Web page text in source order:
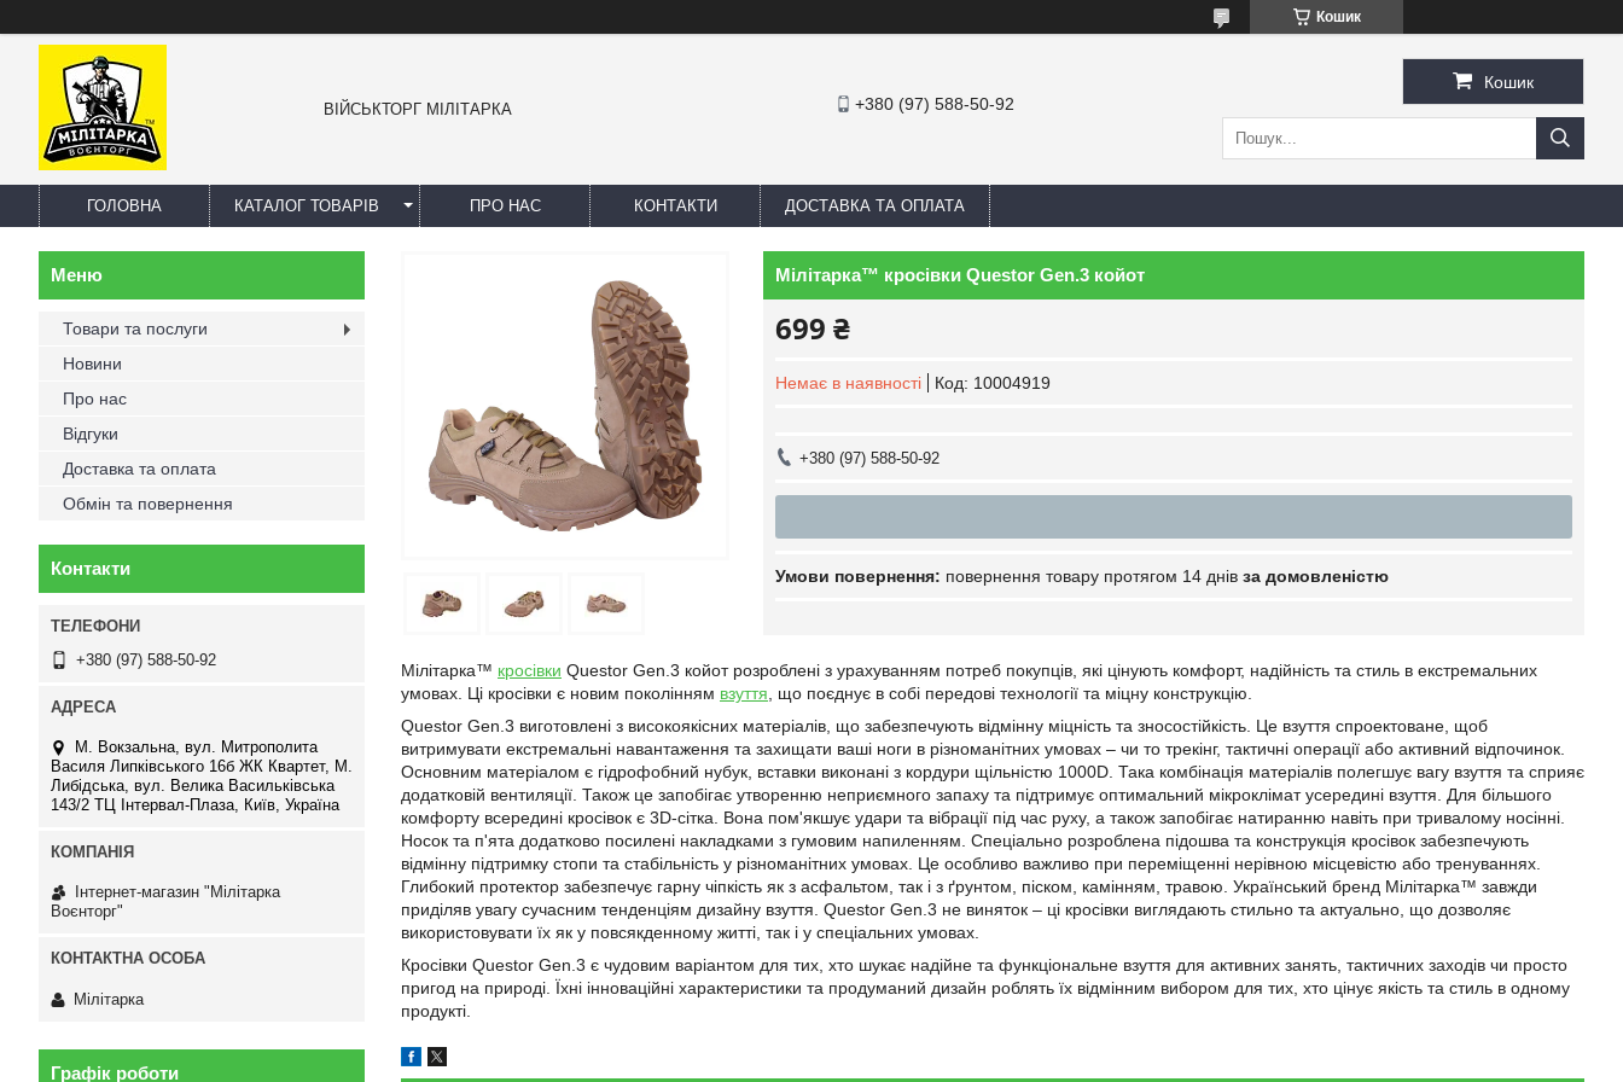
Кошик
ВІЙСЬКТОРГ МІЛІТАРКА +380 (97) 588-50-92
Кошик
ГОЛОВНА КАТАЛОГ ТОВАРІВ ПРО НАС КОНТАКТИ ДОСТАВКА ТА ОПЛАТА
Мілітарка™ кросівки Questor Gen.3 койот
699 ₴
Немає в наявності Код: 10004919
+380 (97) 588-50-92
повернення товару протягом 14 днів за домовленістю
Мілітарка™ кросівки Questor Gen.3 койот розроблені з урахуванням потреб покупців, які цінують комфорт, надійність та стиль в екстремальних
умовах. Ці кросівки є новим поколінням взуття , що поєднує в собі передові технології та міцну конструкцію.
Questor Gen.3 виготовлені з високоякісних матеріалів, що забезпечують відмінну міцність та зносостійкість. Це взуття спроектоване, щоб
витримувати екстремальні навантаження та захищати ваші ноги в різноманітних умовах – чи то трекінг, тактичні операції або активний відпочинок.
Основним матеріалом є гідрофобний нубук, вставки виконані з кордури щільністю 1000D. Така комбінація матеріалів полегшує вагу взуття та сприяє
додатковій вентиляції. Також це запобігає утворенню неприємного запаху та підтримує оптимальний мікроклімат усередині взуття. Для більшого
комфорту всередині кросівок є 3D-сітка. Вона пом'якшує удари та вібрації під час руху, а також запобігає натиранню навіть при тривалому носінні.
Носок та п'ята додатково посилені накладками з гумовим напиленням. Спеціально розроблена підошва та конструкція кросівок забезпечують
відмінну підтримку стопи та стабільність у різноманітних умовах. Це особливо важливо при переміщенні нерівною місцевістю або тренуваннях.
Глибокий протектор забезпечує гарну чіпкість як з асфальтом, так і з ґрунтом, піском, камінням, травою. Український бренд Мілітарка™ завжди
приділяв увагу сучасним тенденціям дизайну взуття. Questor Gen.3 не виняток – ці кросівки виглядають стильно та актуально, що дозволяє
використовувати їх як у повсякденному житті, так і у спеціальних умовах.
Кросівки Questor Gen.3 є чудовим варіантом для тих, хто шукає надійне та функціональне взуття для активних занять, тактичних заходів чи просто
пригод на природі. Їхні інноваційні характеристики та продуманий дизайн роблять їх відмінним вибором для тих, хто цінує якість та стиль в одному
продукті.
Товари та послуги
Новини
Про нас
Відгуки
Доставка та оплата
Обмін та повернення
Контакти
+380 (97) 588-50-92
М. Вокзальна, вул. Митрополита
Василя Липківського 16б ЖК Квартет, М.
Либідська, вул. Велика Васильківська
143/2 ТЦ Інтервал-Плаза, Київ, Україна
Інтернет-магазин "Мілітарка
Воєнторг"
Мілітарка
Графік роботи